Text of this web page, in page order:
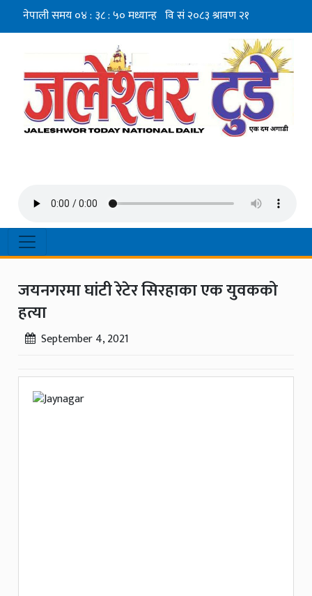
जयनगरमा घांटी रेटेर सिरहाका एक युवकको
हत्या
September 4, 2021